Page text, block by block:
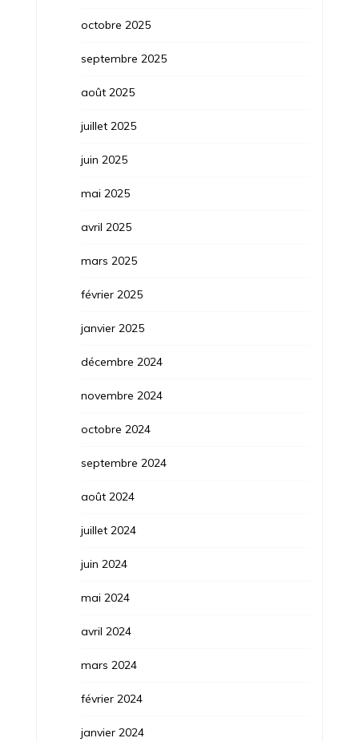
octobre 2025
septembre 2025
août 2025
juillet 2025
juin 2025
mai 2025
avril 2025
mars 2025
février 2025
janvier 2025
décembre 2024
novembre 2024
octobre 2024
septembre 2024
août 2024
juillet 2024
juin 2024
mai 2024
avril 2024
mars 2024
février 2024
janvier 2024